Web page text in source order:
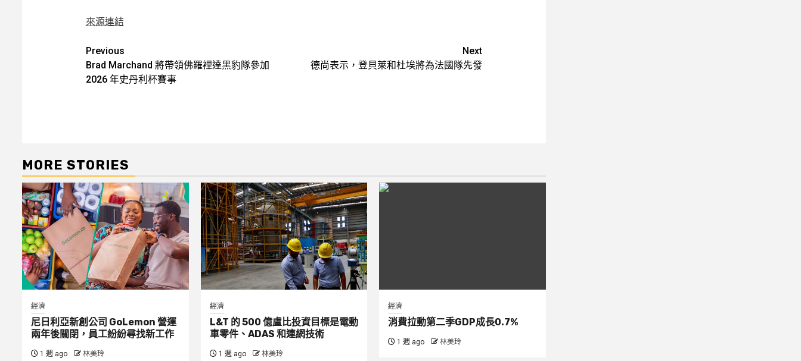
來源連結
Post
navigation
Previous
Brad Marchand 將帶領佛羅裡達黑豹隊參加
2026 年史丹利杯賽事
Next
德尚表示，登貝萊和杜埃將為法國隊先發
MORE STORIES
經濟
尼日利亞新創公司 GoLemon 營運
兩年後關閉，員工紛紛尋找新工作
1 週 ago 林美玲
經濟
L&T 的 500 億盧比投資目標是電動
車零件、ADAS 和連網技術
1 週 ago 林美玲
經濟
消費拉動第二季GDP成長0.7%
1 週 ago 林美玲